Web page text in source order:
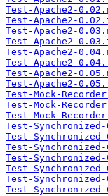
Test-Apache2-
Test-Apache2-
Test-Apache2-
Test-Apache2-
Test-Apache2-
Test-Apache2-
Test-Apache2-
Test-Apache2-
Test-Mock-
Test-Mock-
Test-Mock-
Test-Synchronized-
Test-
Test-Synchronized-
Test-
Test-Synchronized-
Test-Synchronized-
Test-